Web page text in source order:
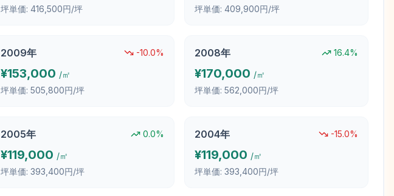
坪単価: 416,500円/坪
坪単価: 409,900円/坪
2009年 -10.0%
¥153,000 /㎡
坪単価: 505,800円/坪
2008年 16.4%
¥170,000 /㎡
坪単価: 562,000円/坪
2005年 0.0%
¥119,000 /㎡
坪単価: 393,400円/坪
2004年 -15.0%
¥119,000 /㎡
坪単価: 393,400円/坪